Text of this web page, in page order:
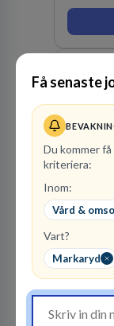
Få senaste
Du kommer
kriteriera:
Inom:
Vård &
Vart?
Markaryd
uppdrag i
som
19lediga
forskning
Det
våra
får bästa
målet